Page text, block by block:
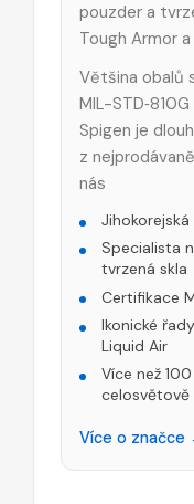
pouzder a
Tough Armor
Většina obalů
MIL-
Spigen je
z
nás
Specialista
tvrzená skla
Certifikace
Ikonické
Liquid Air
Více než
celosvětově
Více o značce